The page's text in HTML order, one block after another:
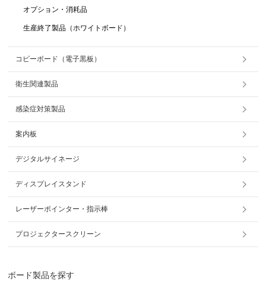
オプション・消耗品
生産終了製品（ホワイトボード）
コピーボード（電子黒板）
衛生関連製品
感染症対策製品
案内板
デジタルサイネージ
ディスプレイスタンド
レーザーポインター・指示棒
プロジェクタースクリーン
ボード製品を探す